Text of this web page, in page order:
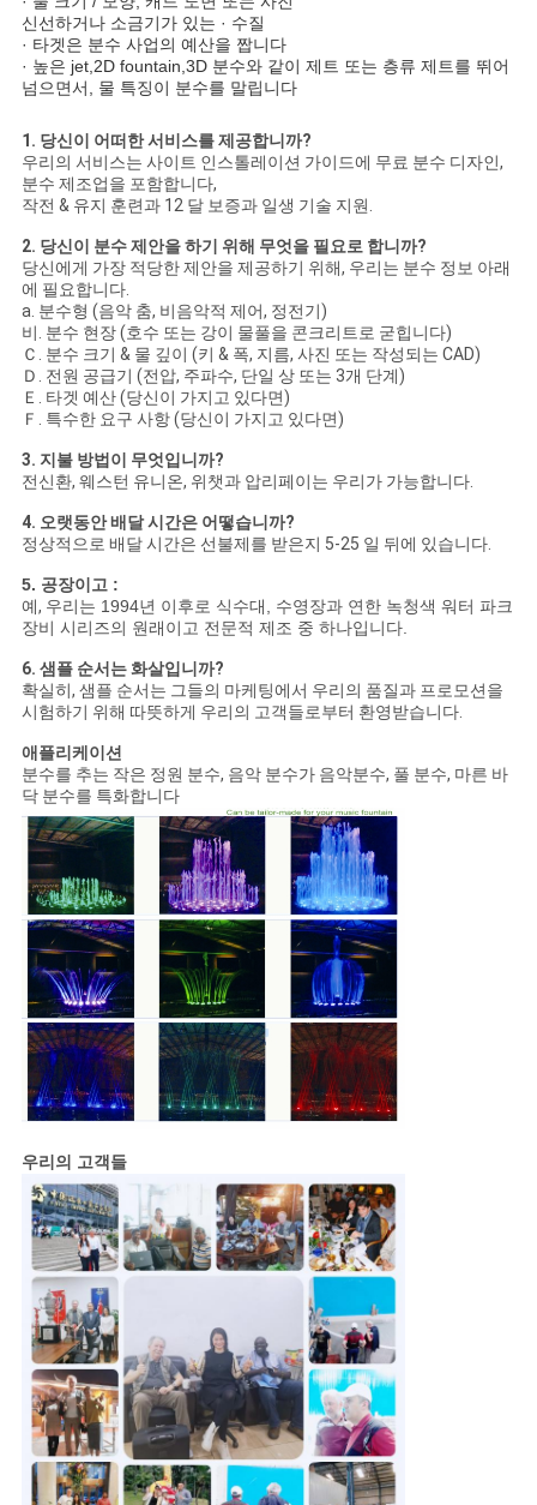
신선하거나 소금기가 있는 · 수질
· 타겟은 분수 사업의 예산을 짭니다
· 높은 jet,2D fountain,3D 분수와 같이 제트 또는 층류 제트를 뛰어
넘으면서, 물 특징이 분수를 말립니다
1. 당신이 어떠한 서비스를 제공합니까?
우리의 서비스는 사이트 인스톨레이션 가이드에 무료 분수 디자인,
분수 제조업을 포함합니다,
작전 & 유지 훈련과 12 달 보증과 일생 기술 지원.
2. 당신이 분수 제안을 하기 위해 무엇을 필요로 합니까?
당신에게 가장 적당한 제안을 제공하기 위해, 우리는 분수 정보 아래
에 필요합니다.
a. 분수형 (음악 춤, 비음악적 제어, 정전기)
비. 분수 현장 (호수 또는 강이 물풀을 콘크리트로 굳힙니다)
Ｃ. 분수 크기 & 물 깊이 (키 & 폭, 지름, 사진 또는 작성되는 CAD)
Ｄ. 전원 공급기 (전압, 주파수, 단일 상 또는 3개 단계)
Ｅ. 타겟 예산 (당신이 가지고 있다면)
Ｆ. 특수한 요구 사항 (당신이 가지고 있다면)
3. 지불 방법이 무엇입니까?
전신환, 웨스턴 유니온, 위챗과 압리페이는 우리가 가능합니다.
4. 오랫동안 배달 시간은 어떻습니까?
정상적으로 배달 시간은 선불제를 받은지 5-25 일 뒤에 있습니다.
5. 공장이고 :
예, 우리는 1994년 이후로 식수대, 수영장과 연한 녹청색 워터 파크
장비 시리즈의 원래이고 전문적 제조 중 하나입니다.
6. 샘플 순서는 화살입니까?
확실히, 샘플 순서는 그들의 마케팅에서 우리의 품질과 프로모션을
시험하기 위해 따뜻하게 우리의 고객들로부터 환영받습니다.
애플리케이션
분수를 추는 작은 정원 분수, 음악 분수가 음악분수, 풀 분수, 마른 바
닥 분수를 특화합니다
우리의 고객들